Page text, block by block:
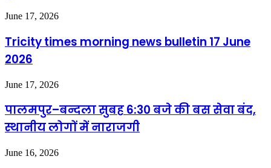
June 17, 2026
Tricity times morning news bulletin 17 June
2026
June 17, 2026
पालमपुर–बन्दला सुबह 6:30 बजे की बस सेवा बंद,
स्थानीय लोगों में नाराजगी
June 16, 2026